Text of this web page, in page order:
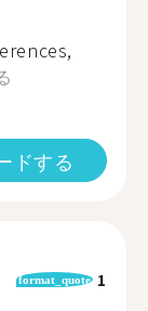
ドする
format_quote 1